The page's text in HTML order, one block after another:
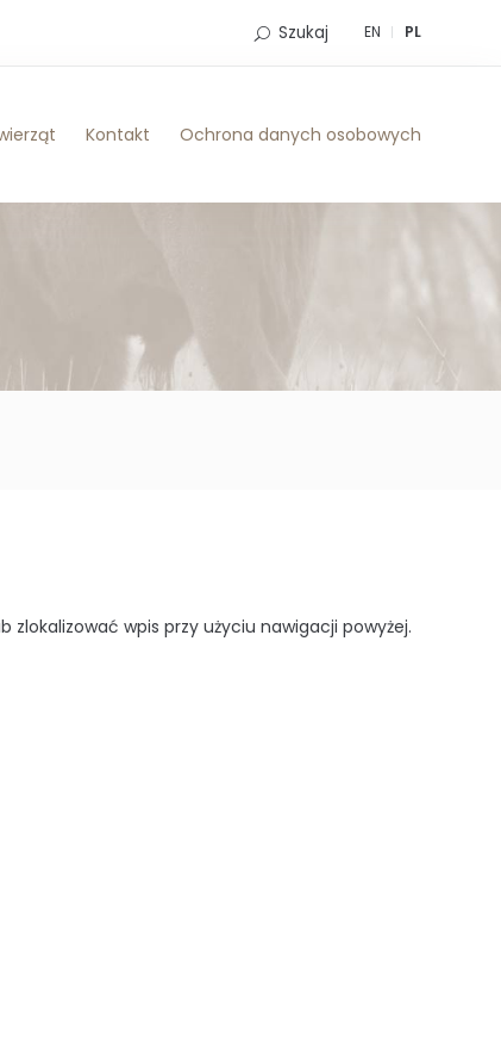
EN PL
Szukaj
Kontakt Ochrona danych osobowych
zlokalizować wpis przy użyciu nawigacji powyżej.